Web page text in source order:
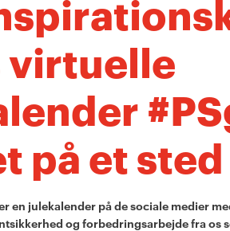
virtuelle
på et sted
en julekalender på de sociale medier
og forbedringsarbejde fra os